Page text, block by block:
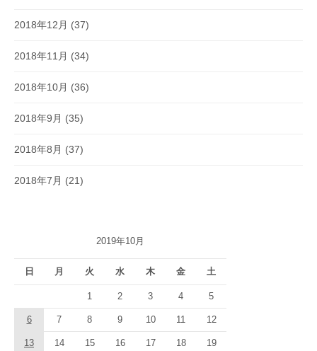
2018年12月 (37)
2018年11月 (34)
2018年10月 (36)
2018年9月 (35)
2018年8月 (37)
2018年7月 (21)
2019年10月
日 月 火 水 木 金 土
1 2 3 4 5
6 7 8 9 10 11 12
13 14 15 16 17 18 19